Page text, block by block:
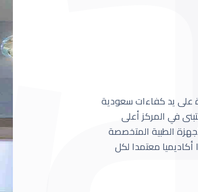
على يد كفاءات سعودية
في المركز أعلى
الطبية المتخصصة
معتمدا لكل